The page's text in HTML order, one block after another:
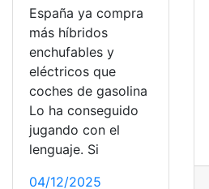
España ya compra
más híbridos
enchufables y
eléctricos que
coches de gasolina
Lo ha conseguido
jugando con el
lenguaje. Si
04/12/2025